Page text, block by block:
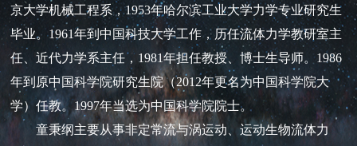
京大学机械工程系，1953年哈尔滨工业大学力学专业研究生
毕业。1961年到中国科技大学工作，历任流体力学教研室主
任、近代力学系主任，1981年担任教授、博士生导师。1986
年到原中国科学院研究生院（2012年更名为中国科学院大
学）任教。1997年当选为中国科学院院士。
童秉纲主要从事非定常流与涡运动、运动生物流体力